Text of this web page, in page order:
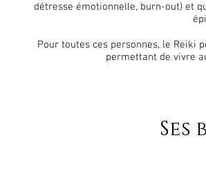
détresse émotionnelle, burn-out) et
Pour toutes ces personnes, le Reiki
permettant de vivre